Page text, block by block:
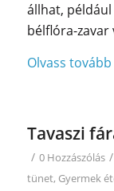
állhat, például
bélflóra-zavar
Olvass tovább
Tavaszi
/ 0 Hozzászólás /
tünet, Gyermek